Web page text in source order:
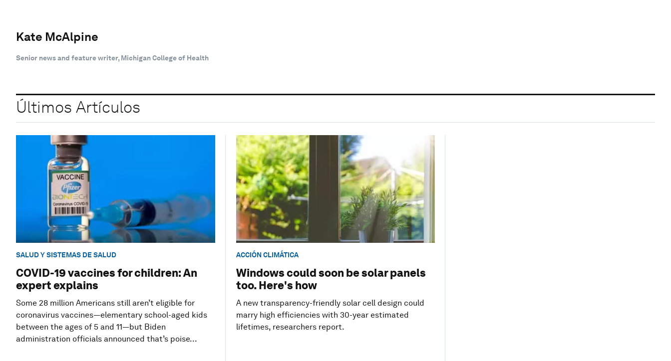
Kate McAlpine
Senior news and feature writer, Michigan College of Health
Últimos Artículos
SALUD Y SISTEMAS DE SALUD
COVID-19 vaccines for children: An
expert explains
Some 28 million Americans still aren’t eligible for
coronavirus vaccines—elementary school-aged kids
between the ages of 5 and 11—but Biden
administration officials announced that’s poise...
ACCIÓN CLIMÁTICA
Windows could soon be solar panels
too. Here's how
A new transparency-friendly solar cell design could
marry high efficiencies with 30-year estimated
lifetimes, researchers report.